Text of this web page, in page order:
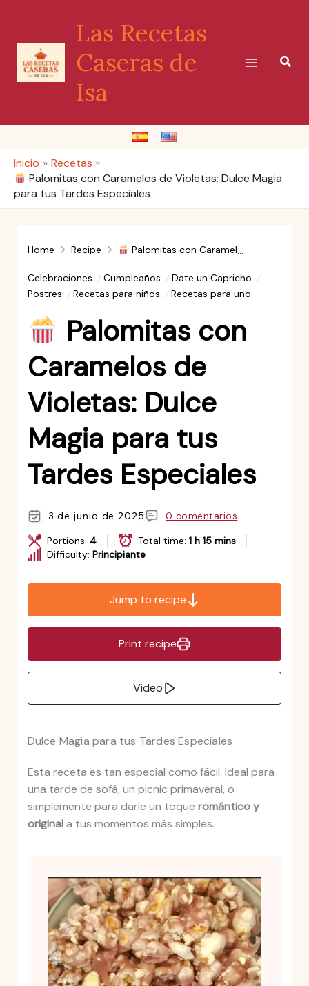
contenido
Las Recetas
Caseras de
Isa
Inicio
Recetas
Palomitas con Caramelos de Violetas: Dulce Magia
para tus Tardes Especiales
Home Recipe Palomitas con Caramelos de Violetas: Dulce Magia para tus Tardes Especiales
Celebraciones Cumpleaños
Date un Capricho
Postres
Recetas para niños Recetas para uno
Palomitas con
Caramelos de
Violetas: Dulce
Magia para tus
Tardes Especiales
3 de junio de 2025
0 comentarios
Portions: 4 Total time: 1 h 15 mins
Difficulty: Principiante
Jump to recipe
Print recipe
Video
Dulce Magia para tus Tardes Especiales
Esta receta es tan especial como fácil. Ideal para
una tarde de sofá, un picnic primaveral, o
simplemente para darle un toque romántico y
originala tus momentos más simples.